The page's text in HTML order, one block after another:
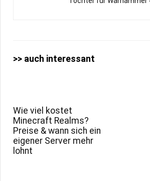
>> auch interessant
Wie viel kostet
Minecraft Realms?
Preise & wann sich ein
eigener Server mehr
lohnt